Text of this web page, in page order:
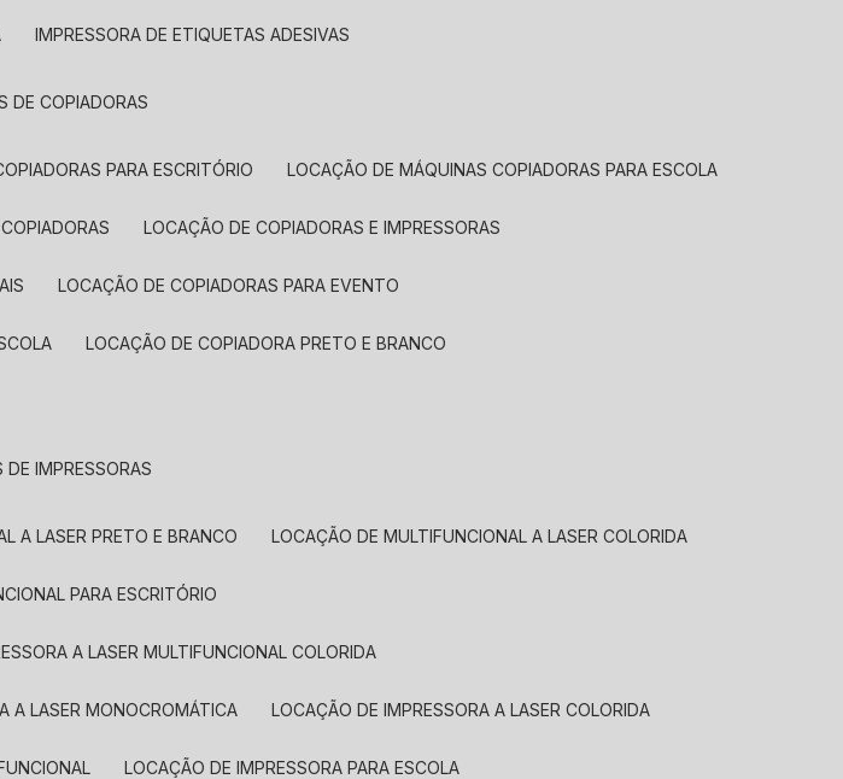
IMPRESSORA DE ETIQUETAS ADESIVAS
DE COPIADORAS
PARA ESCRITÓRIO LOCAÇÃO DE MÁQUINAS COPIADORAS PARA ESCOLA
LOCAÇÃO DE COPIADORAS E IMPRESSORAS
LOCAÇÃO DE COPIADORAS PARA EVENTO
LOCAÇÃO DE COPIADORA PRETO E BRANCO
DE IMPRESSORAS
A LASER PRETO E BRANCO LOCAÇÃO DE MULTIFUNCIONAL A LASER COLORIDA
PARA ESCRITÓRIO
A LASER MULTIFUNCIONAL COLORIDA
A LASER MONOCROMÁTICA LOCAÇÃO DE IMPRESSORA A LASER COLORIDA
LOCAÇÃO DE IMPRESSORA PARA ESCOLA